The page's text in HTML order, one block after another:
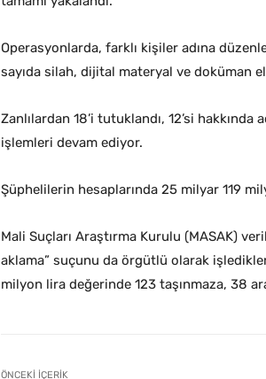
Operasyonlarda, farklı kişiler adına
sayıda silah, dijital materyal ve doküman
Zanlılardan 18’i tutuklandı, 12’si
işlemleri devam ediyor.
Şüphelilerin hesaplarında 25 milyar 119
Mali Suçları Araştırma Kurulu (MASAK)
aklama” suçunu da örgütlü olarak
milyon lira değerinde 123 taşınmaza, 38
ÖNCEKI İÇERIK